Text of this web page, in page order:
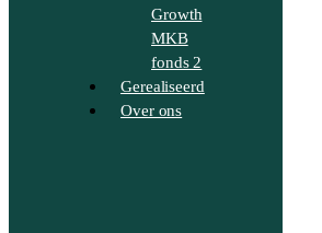
Growth
MKB
fonds 2
Gerealiseerd
Over ons